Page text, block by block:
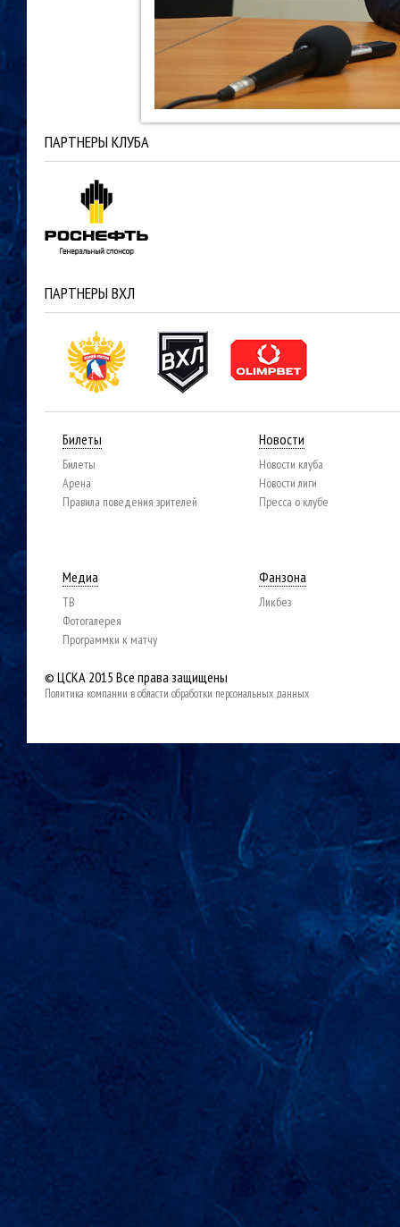
ПАРТНЕРЫ КЛУБА
ПАРТНЕРЫ ВХЛ
Билеты
Билеты
Арена
Правила поведения зрителей
Новости
Новости клуба
Новости лиги
Пресса о клубе
Медиа
ТВ
Фотогалерея
Программки к матчу
Фанзона
Ликбез
© ЦСКА 2015 Все права защищены
Политика компании в области обработки персональных данных